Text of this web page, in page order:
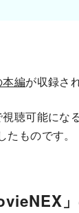
本編が収録さ
聴可能にな
ものです。